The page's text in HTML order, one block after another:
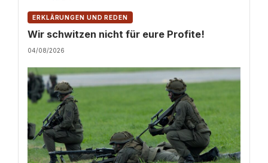
ERKLÄRUNGEN UND REDEN
Wir schwitzen nicht für eure Profite!
04/08/2026